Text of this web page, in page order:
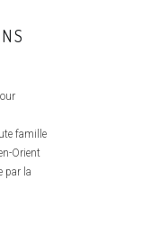
famille
Orient
par la